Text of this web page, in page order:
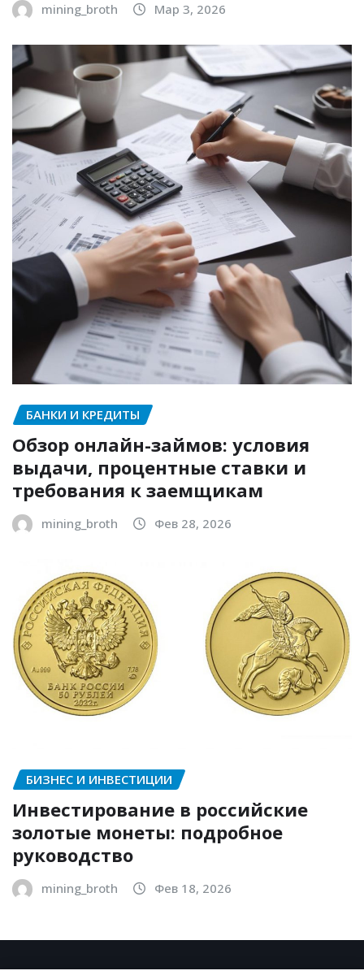
mining_broth Мар 3, 2026
БАНКИ И КРЕДИТЫ
Обзор онлайн-займов: условия
выдачи, процентные ставки и
требования к заемщикам
mining_broth Фев 28, 2026
БИЗНЕС И ИНВЕСТИЦИИ
Инвестирование в российские
золотые монеты: подробное
руководство
mining_broth Фев 18, 2026